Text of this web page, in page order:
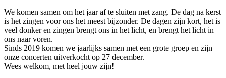
We komen samen om het jaar af te sluiten met zang. De dag na kerst
is het zingen voor ons het meest bijzonder. De dagen zijn kort, het is
veel donker en zingen brengt ons in het licht, en brengt het licht in
ons naar voren.
Sinds 2019 komen we jaarlijks samen met een grote groep en zijn
onze concerten uitverkocht op 27 december.
Wees welkom, met heel jouw zijn!